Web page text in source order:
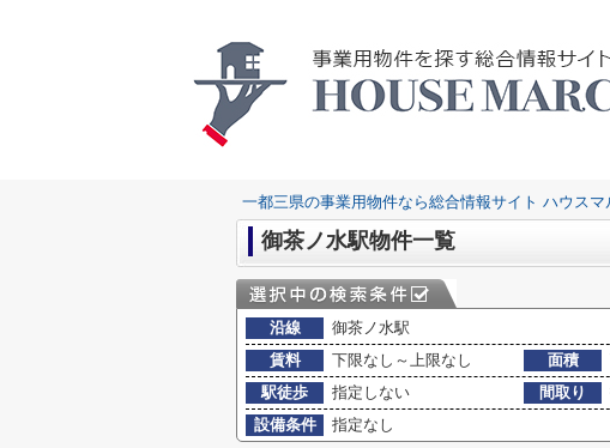
一都三県の事業用物件なら総合情報サイト ハウスマ
御茶ノ水駅物件一覧
沿線
御茶ノ水駅
賃料
下限なし～上限なし 面積
駅徒歩
指定しない 間取り
設備条件
指定なし